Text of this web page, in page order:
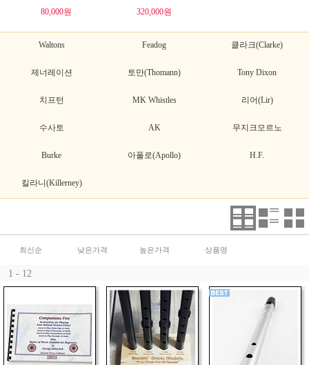
80,000원
320,000원
Waltons Feadog 클라크(Clarke)
제너레이션 토만(Thomann) Tony Dixon
치프턴 MK Whistles 리어(Lir)
수사토 AK 무지크모르노
Burke 아폴로(Apollo) H.F.
킬라니(Killerney)
최신순 낮은가격 높은가격 상품명
1 - 12